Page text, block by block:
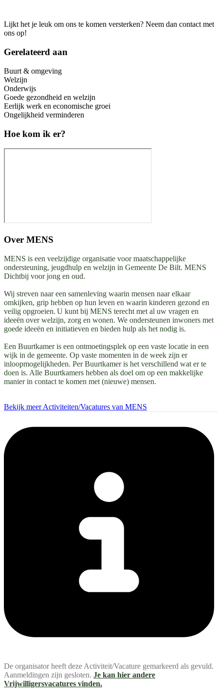
Lijkt het je leuk om ons te komen versterken? Neem dan contact met
ons op!
Gerelateerd aan
Buurt & omgeving
Welzijn
Onderwijs
Goede gezondheid en welzijn
Eerlijk werk en economische groei
Ongelijkheid verminderen
Hoe kom ik er?
Over MENS
MENS is een veelzijdige organisatie voor maatschappelijke
ondersteuning, jeugdhulp en welzijn in Gemeente De Bilt. MENS
Dichtbij voor jong en oud.
Wij streven naar een samenleving waarin mensen naar elkaar
omkijken, grip hebben op hun leven en waarin kinderen gezond en
veilig opgroeien. U kunt bij MENS terecht met al uw vragen en
ideeën over welzijn, zorg en wonen. We ondersteunen inwoners met
goede ideeën en initiatieven en bieden hulp als het nodig is.
Een Buurtkamer is een ontmoetingsplek op een vaste locatie in een
wijk in de gemeente. Op vaste momenten in de week zijn er
inloopmogelijkheden. Per Buurtkamer is het verschillend wat er te
doen is. Alle Buurtkamers hebben als doel om op een makkelijke
manier in contact te komen met (nieuwe) mensen.
Bekijk meer Activiteiten/Vacatures van MENS
De organisator heeft deze Activiteit/Vacature gemarkeerd als gevuld.
Aanmeldingen zijn gesloten. Je kan hier andere
Vrijwilligersvacatures vinden.